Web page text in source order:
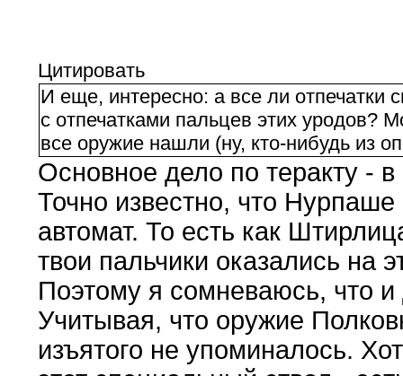
Цитировать
И еще, интересно: а все ли отпечатки
с отпечатками пальцев этих уродов?
все оружие нашли (ну, кто-нибудь из
Основное дело по теракту - в
Точно известно, что
автомат. То есть как
твои пальчики оказались на
Поэтому я сомневаюсь, что и
Учитывая, что оружие
изъятого не упоминалось.